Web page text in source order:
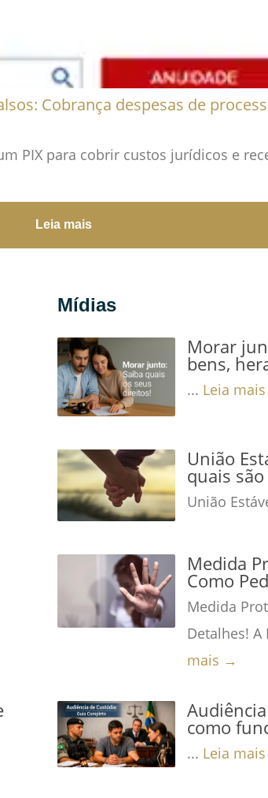
Cobrança despesas de
PIX para cobrir custos jurídicos e
Leia mais
Mídias
Morar
bens,
... Leia
União
quais
União
Medida
Como
Medida
Detalhes!
mais →
como
... Leia